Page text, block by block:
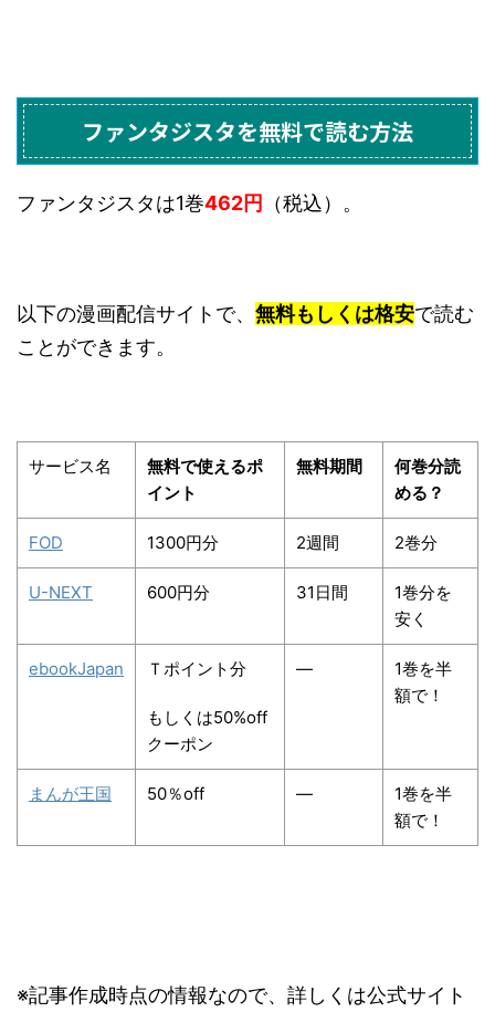
ファンタジスタを無料で読む方法
ファンタジスタは1巻462円 （税込）。
以下の漫画配信サイトで、 無料もしくは格安で読む
ことができます。
サービス名
無料で使えるポ
イント
無料期間
何巻分読
める？
FOD 1300円分 2週間 2巻分
U-NEXT 600円分 31日間
1巻分を
安く
ebookJapan Ｔポイント分
もしくは50%off
クーポン
―
1巻を半
額で！
まんが王国 50％off ―
1巻を半
額で！
※記事作成時点の情報なので、詳しくは公式サイト